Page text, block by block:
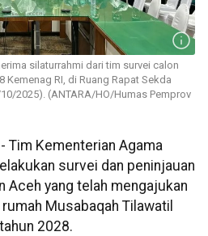
silaturrahmi dari tim survei calon
Kemenag RI, di Ruang Rapat Sekda
2025). (ANTARA/HO/Humas Pemprov
Tim Kementerian Agama
survei dan peninjauan
Aceh yang telah mengajukan
Musabaqah Tilawatil
2028.